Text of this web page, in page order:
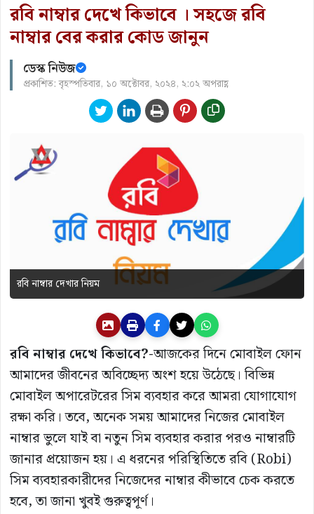
রবি নাম্বার দেখে কিভাবে । সহজে রবি
নাম্বার বের করার কোড জানুন
ডেস্ক নিউজ
প্রকাশিত: বৃহস্পতিবার, ১০ অক্টোবর, ২০২৪, ২:০২ অপরাহ্ণ
রবি নাম্বার দেখার নিয়ম
রবি নাম্বার দেখে কিভাবে?-আজকের দিনে মোবাইল ফোন
আমাদের জীবনের অবিচ্ছেদ্য অংশ হয়ে উঠেছে। বিভিন্ন
মোবাইল অপারেটরের সিম ব্যবহার করে আমরা যোগাযোগ
রক্ষা করি। তবে, অনেক সময় আমাদের নিজের মোবাইল
নাম্বার ভুলে যাই বা নতুন সিম ব্যবহার করার পরও নাম্বারটি
জানার প্রয়োজন হয়। এ ধরনের পরিস্থিতিতে রবি (Robi)
সিম ব্যবহারকারীদের নিজেদের নাম্বার কীভাবে চেক করতে
হবে, তা জানা খুবই গুরুত্বপূর্ণ।